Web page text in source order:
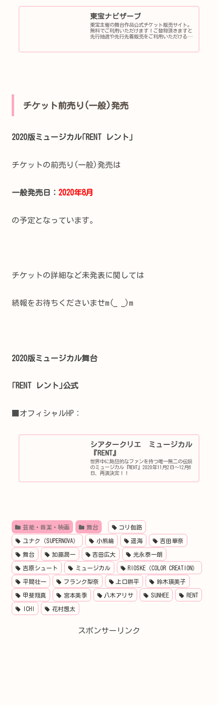
東宝ナビザーブ
東宝主催の舞台作品公式チケット販売サイト。
無料でご利用いただけます！ご登録頂きますと
先行抽選や先行先着販売をご利用いただけるほ
からは登録無しでのご利用も可！
チケット前売り(一般)発売
2020版ミュージカル｢RENT レント｣
チケットの前売り(一般)発売は
一般発売日： 2020年8月
の予定となっています。
チケットの詳細など未発表に関しては
続報をお待ちくださいませm(_ _)m
2020版ミュージカル舞台
｢RENT レント｣公式
■オフィシャルHP：
シアタークリエ ミュージカル
『RENT』
世界中に熱狂的なファンを持つ唯一無二の伝説
のミュージカル『RENT』2020年11月2日～12月6
日、再演決定！！
芸能・音楽・映画 舞台 コリ伽路
ユナク（SUPERNOVA） 小熊綸 遥海 吉田華奈
舞台 加藤潤一 吉田広大 光永泰一朗
吉原シュート ミュージカル RIOSKE（COLOR CREATION）
平間壮一 フランク梨奈 上口耕平 鈴木瑛美子
甲斐翔真 宮本美季 八木アリサ SUNHEE RENT
ICHI 花村想太
スポンサーリンク